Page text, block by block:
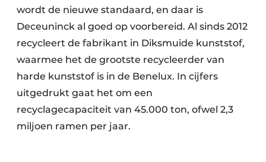
wordt de nieuwe standaard, en daar is
Deceuninck al goed op voorbereid. Al sinds 2012
recycleert de fabrikant in Diksmuide kunststof,
waarmee het de grootste recycleerder van
harde kunststof is in de Benelux. In cijfers
uitgedrukt gaat het om een
recyclagecapaciteit van 45.000 ton, ofwel 2,3
miljoen ramen per jaar.